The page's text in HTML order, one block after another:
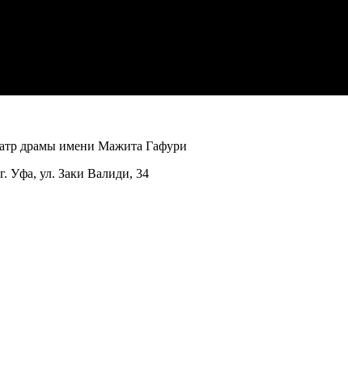
драмы имени Мажита Гафури
Уфа, ул. Заки Валиди, 34